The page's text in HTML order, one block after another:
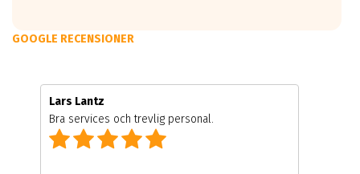
GOOGLE RECENSIONER
Lars Lantz
Bra services och trevlig personal.